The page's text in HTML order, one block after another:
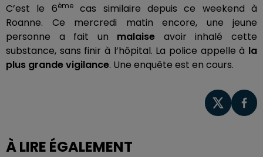
C’est le 6èmecas similaire depuis ce weekend à
Roanne. Ce mercredi matin encore, une jeune
personne a fait un malaise avoir inhalé cette
substance, sans finir à l’hôpital. La police appelle à la
plus grande vigilance. Une enquête est en cours.
À LIRE ÉGALEMENT